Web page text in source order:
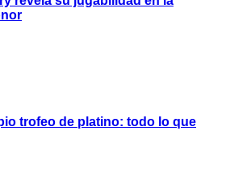
trofeo de platino: todo lo que